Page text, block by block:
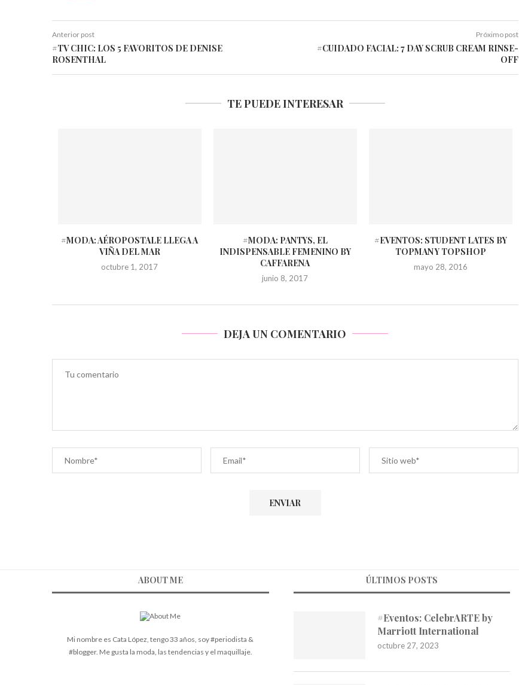
Anterior post
#TV CHIC: LOS 5 FAVORITOS DE DENISE
ROSENTHAL
Próximo post
#CUIDADO FACIAL: 7 DAY SCRUB CREAM RINSE-
OFF
TE PUEDE INTERESAR
#MODA: AÉROPOSTALE LLEGA A
VIÑA DEL MAR
octubre 1, 2017
#MODA: PANTYS, EL
INDISPENSABLE FEMENINO BY
CAFFARENA
junio 8, 2017
#EVENTOS: STUDENT LATES BY
TOPMAN Y TOPSHOP
mayo 28, 2016
DEJA UN COMENTARIO
ABOUT ME
Mi nombre es Cata López, tengo 33 años, soy #periodista &
#blogger. Me gusta la moda, las tendencias y el maquillaje.
ÚLTIMOS POSTS
#Eventos: CelebrARTE by
Marriott International
octubre 27, 2023